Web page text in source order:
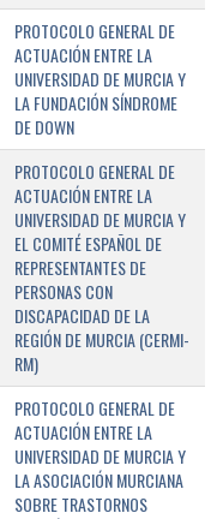
PROTOCOLO GENERAL DE
ACTUACIÓN ENTRE LA
UNIVERSIDAD DE MURCIA Y
LA FUNDACIÓN SÍNDROME
DE DOWN
PROTOCOLO GENERAL DE
ACTUACIÓN ENTRE LA
UNIVERSIDAD DE MURCIA Y
EL COMITÉ ESPAÑOL DE
REPRESENTANTES DE
PERSONAS CON
DISCAPACIDAD DE LA
REGIÓN DE MURCIA (CERMI-
RM)
PROTOCOLO GENERAL DE
ACTUACIÓN ENTRE LA
UNIVERSIDAD DE MURCIA Y
LA ASOCIACIÓN MURCIANA
SOBRE TRASTORNOS